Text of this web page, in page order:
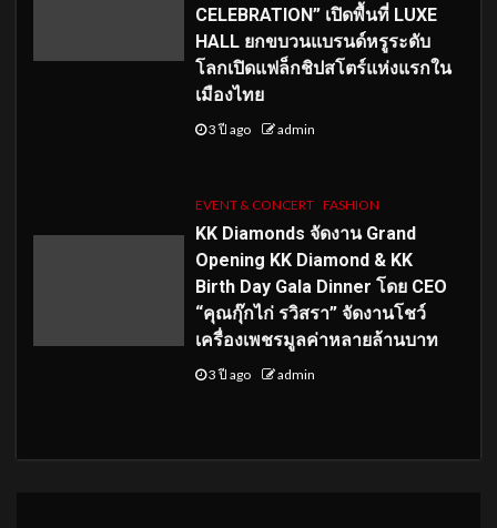
CELEBRATION” เปิดพื้นที่ LUXE
HALL ยกขบวนแบรนด์หรูระดับ
โลกเปิดแฟล็กชิปสโตร์แห่งแรกใน
เมืองไทย
3 ปี ago admin
EVENT & CONCERT FASHION
KK Diamonds จัดงาน Grand
Opening KK Diamond & KK
Birth Day Gala Dinner โดย CEO
“คุณกุ๊กไก่ รวิสรา” จัดงานโชว์
เครื่องเพชรมูลค่าหลายล้านบาท
3 ปี ago admin